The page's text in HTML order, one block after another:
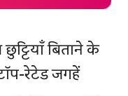
बिताने के
रेटेड जगहें